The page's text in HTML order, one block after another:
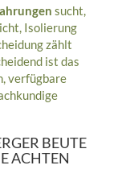
sucht,
Isolierung
zählt
ist das
verfügbare
BEUTE
ACHTEN